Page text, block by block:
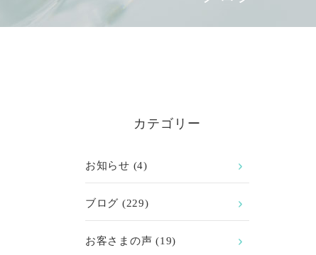
カテゴリー
お知らせ (4)
ブログ (229)
お客さまの声 (19)